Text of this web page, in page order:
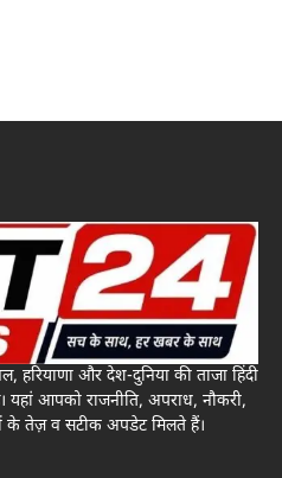
हरियाणा और देश-दुनिया की ताजा हिंदी
यहां आपको राजनीति, अपराध, नौकरी,
के तेज़ व सटीक अपडेट मिलते हैं।